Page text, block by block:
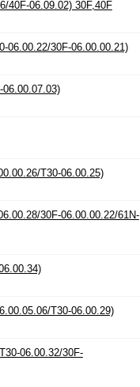
40F-06.09.02) 30F,40F
06.00.22/30F-06.00.00.21)
06.00.07.03)
T30-06.00.25)
30F-06.00.00.22/61N-
T30-06.00.29)
06.00.32/30F-